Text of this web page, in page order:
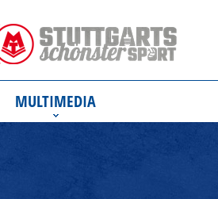
MULTIMEDIA